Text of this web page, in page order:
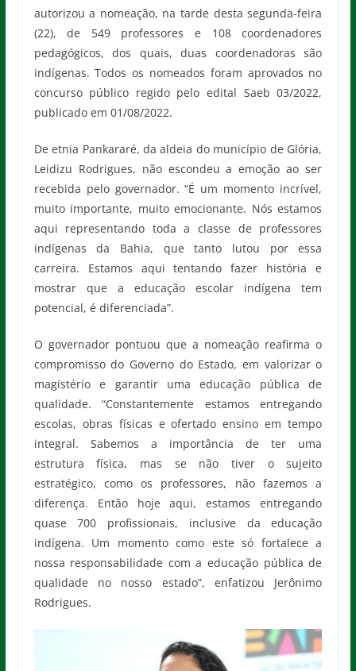
autorizou a nomeação, na tarde desta segunda-feira
(22), de 549 professores e 108 coordenadores
pedagógicos, dos quais, duas coordenadoras são
indígenas. Todos os nomeados foram aprovados no
concurso público regido pelo edital Saeb 03/2022,
publicado em 01/08/2022.
De etnia Pankararé, da aldeia do município de Glória,
Leidizu Rodrigues, não escondeu a emoção ao ser
recebida pelo governador. “É um momento incrível,
muito importante, muito emocionante. Nós estamos
aqui representando toda a classe de professores
indígenas da Bahia, que tanto lutou por essa
carreira. Estamos aqui tentando fazer história e
mostrar que a educação escolar indígena tem
potencial, é diferenciada”.
O governador pontuou que a nomeação reafirma o
compromisso do Governo do Estado, em valorizar o
magistério e garantir uma educação pública de
qualidade. “Constantemente estamos entregando
escolas, obras físicas e ofertado ensino em tempo
integral. Sabemos a importância de ter uma
estrutura física, mas se não tiver o sujeito
estratégico, como os professores, não fazemos a
diferença. Então hoje aqui, estamos entregando
quase 700 profissionais, inclusive da educação
indígena. Um momento como este só fortalece a
nossa responsabilidade com a educação pública de
qualidade no nosso estado”, enfatizou Jerônimo
Rodrigues.